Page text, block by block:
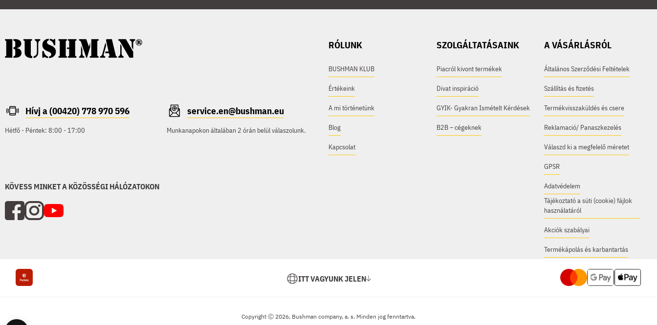
Hívj a (00420) 778 970 596
Hétfő - Péntek: 8:00 - 17:00
service.en@bushman.eu
Munkanapokon általában 2 órán belül válaszolunk.
KÖVESS MINKET A KÖZÖSSÉGI HÁLÓZATOKON
RÓLUNK
BUSHMAN KLUB
Értékeink
A mi történetünk
Blog
Kapcsolat
SZOLGÁLTATÁSAINK
Piacról kivont termékek
Divat inspiráció
GYIK- Gyakran Ismételt Kérdések
B2B – cégeknek
A VÁSÁRLÁSRÓL
Általános Szerződési Feltételek
Szállítás és fizetés
Termékvisszaküldés és csere
Reklamació/ Panaszkezelés
Válaszd ki a megfelelő méretet
GPSR
Adatvédelem
Tájékoztató a süti (cookie) fájlok
használatáról
Akciók szabályai
Termékápolás és karbantartás
ITT VAGYUNK JELEN
Copyright Ⓒ 2026, Bushman company, a. s. Minden jog fenntartva.